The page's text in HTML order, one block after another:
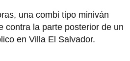
una combi tipo miniván
contra la parte posterior de un
en Villa El Salvador.